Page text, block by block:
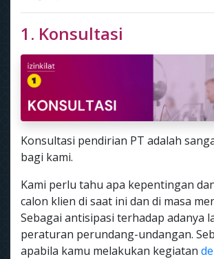
1. Konsultasi
Konsultasi pendirian PT adalah
bagi kami.
Kami perlu tahu apa kepentingan
calon klien di saat ini dan di masa
Sebagai antisipasi terhadap adanya
peraturan perundang-undangan.
apabila kamu melakukan kegiatan